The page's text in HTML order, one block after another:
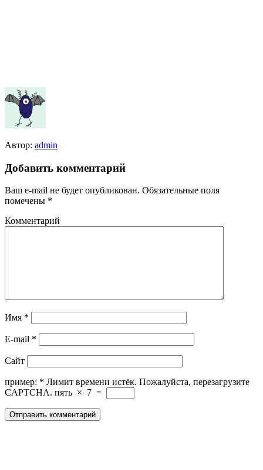
Автор: admin
Добавить комментарий
Ваш e-mail не будет опубликован. Обязательные поля
помечены *
Комментарий
Имя *
E-mail *
Сайт
пример: * Лимит времени истёк. Пожалуйста, перезагрузите
CAPTCHA. пять × 7 =